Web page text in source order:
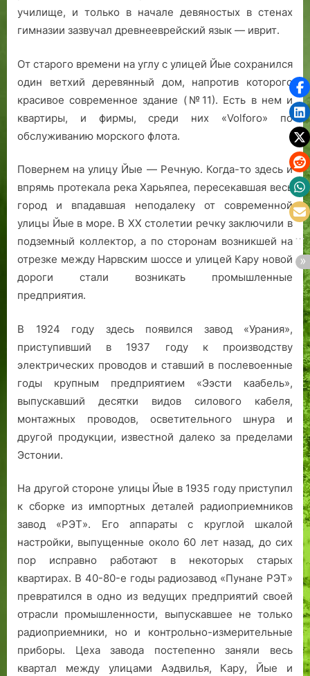
училище, и только в начале девяностых в стенах
гимназии зазвучал древнееврейский язык — иврит.
От старого времени на углу с улицей Йые сохранился
один ветхий деревянный дом, напротив которого
красивое современное здание (№11). Есть в нем и
квартиры, и фирмы, среди них «Volforo» по
обслуживанию морского флота.
Повернем на улицу Йые — Речную. Когда-то здесь и
впрямь протекала река Харьяпеа, пересекавшая весь
город и впадавшая неподалеку от современной
улицы Йые в море. В XX столетии речку заключили в
подземный коллектор, а по сторонам возникшей на
отрезке между Нарвским шоссе и улицей Кару новой
дороги стали возникать промышленные
предприятия.
В 1924 году здесь появился завод «Урания»,
приступивший в 1937 году к производству
электрических проводов и ставший в послевоенные
годы крупным предприятием «Ээсти каабель»,
выпускавший десятки видов силового кабеля,
монтажных проводов, осветительного шнура и
другой продукции, известной далеко за пределами
Эстонии.
На другой стороне улицы Йые в 1935 году приступил
к сборке из импортных деталей радиоприемников
завод «РЭТ». Его аппараты с круглой шкалой
настройки, выпущенные около 60 лет назад, до сих
пор исправно работают в некоторых старых
квартирах. В 40-80-е годы радиозавод «Пунане РЭТ»
превратился в одно из ведущих предприятий своей
отрасли промышленности, выпускавшее не только
радиоприемники, но и контрольно-измерительные
приборы. Цеха завода постепенно заняли весь
квартал между улицами Аэдвилья, Кару, Йые и